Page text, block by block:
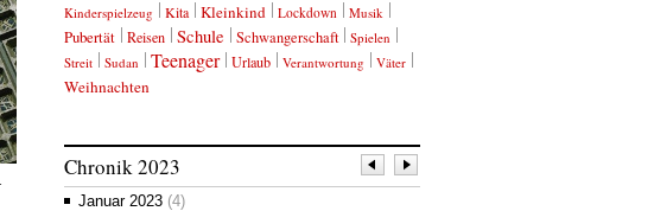
Kinderspielzeug
Kita Kleinkind Lockdown Musik
Pubertät Reisen Schule Schwangerschaft
Spielen
Streit
Sudan Teenager Urlaub Verantwortung Väter
Weihnachten
Chronik2023
Januar 2023 (4)